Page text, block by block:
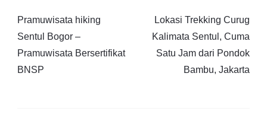
Pramuwisata hiking
Sentul Bogor –
Pramuwisata Bersertifikat
BNSP
Lokasi Trekking Curug
Kalimata Sentul, Cuma
Satu Jam dari Pondok
Bambu, Jakarta